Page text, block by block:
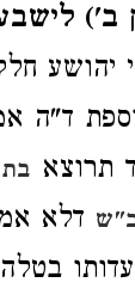
יהושע
ד"ה
תרוצא
דלא